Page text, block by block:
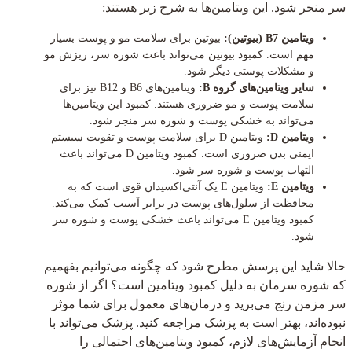
سر منجر شود. این ویتامین‌ها به شرح زیر هستند:
ویتامین B7 (بیوتین):
بیوتین برای سلامت مو و پوست بسیار
مهم است. کمبود بیوتین می‌تواند باعث شوره سر، ریزش مو
و مشکلات پوستی دیگر شود.
سایر ویتامین‌های گروه B:
ویتامین‌های B6 و B12 نیز برای
سلامت پوست و مو ضروری هستند. کمبود این ویتامین‌ها
می‌تواند به خشکی پوست و شوره سر منجر شود.
ویتامین D:
ویتامین D برای سلامت پوست و تقویت سیستم
ایمنی بدن ضروری است. کمبود ویتامین D می‌تواند باعث
التهاب پوست و شوره سر شود.
ویتامین E:
ویتامین E یک آنتی‌اکسیدان قوی است که به
محافظت از سلول‌های پوست در برابر آسیب کمک می‌کند.
کمبود ویتامین E می‌تواند باعث خشکی پوست و شوره سر
شود.
حالا شاید این پرسش مطرح شود که چگونه می‌توانیم بفهمیم
که شوره سرمان به دلیل کمبود ویتامین است؟ اگر از شوره
سر مزمن رنج می‌برید و درمان‌های معمول برای شما موثر
نبوده‌اند، بهتر است به پزشک مراجعه کنید. پزشک می‌تواند با
انجام آزمایش‌های لازم، کمبود ویتامین‌های احتمالی را